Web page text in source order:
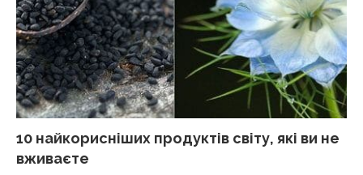
10 найкорисніших продуктів світу, які ви не
вживаєте